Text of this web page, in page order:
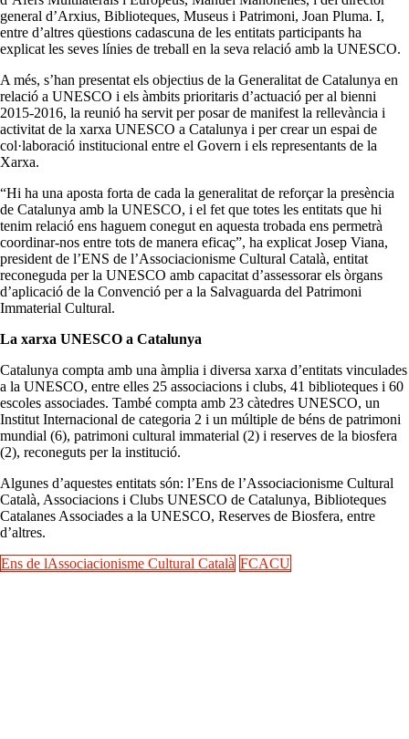
general d’Arxius, Biblioteques, Museus i Patrimoni, Joan Pluma. I,
entre d’altres qüestions cadascuna de les entitats participants ha
explicat les seves línies de treball en la seva relació amb la UNESCO.
A més, s’han presentat els objectius de la Generalitat de Catalunya en
relació a UNESCO i els àmbits prioritaris d’actuació per al bienni
2015-2016, la reunió ha servit per posar de manifest la rellevància i
activitat de la xarxa UNESCO a Catalunya i per crear un espai de
col·laboració institucional entre el Govern i els representants de la
Xarxa.
“Hi ha una aposta forta de cada la generalitat de reforçar la presència
de Catalunya amb la UNESCO, i el fet que totes les entitats que hi
tenim relació ens haguem conegut en aquesta trobada ens permetrà
coordinar-nos entre tots de manera eficaç”, ha explicat Josep Viana,
president de l’ENS de l’Associacionisme Cultural Català, entitat
reconeguda per la UNESCO amb capacitat d’assessorar els òrgans
d’aplicació de la Convenció per a la Salvaguarda del Patrimoni
Immaterial Cultural.
La xarxa UNESCO a Catalunya
Catalunya compta amb una àmplia i diversa xarxa d’entitats vinculades
a la UNESCO, entre elles 25 associacions i clubs, 41 biblioteques i 60
escoles associades. També compta amb 23 càtedres UNESCO, un
Institut Internacional de categoria 2 i un múltiple de béns de patrimoni
mundial (6), patrimoni cultural immaterial (2) i reserves de la biosfera
(2), reconeguts per la institució.
Algunes d’aquestes entitats són: l’Ens de l’Associacionisme Cultural
Català, Associacions i Clubs UNESCO de Catalunya, Biblioteques
Catalanes Associades a la UNESCO, Reserves de Biosfera, entre
d’altres.
Ens de lAssociacionisme Cultural Català FCACU